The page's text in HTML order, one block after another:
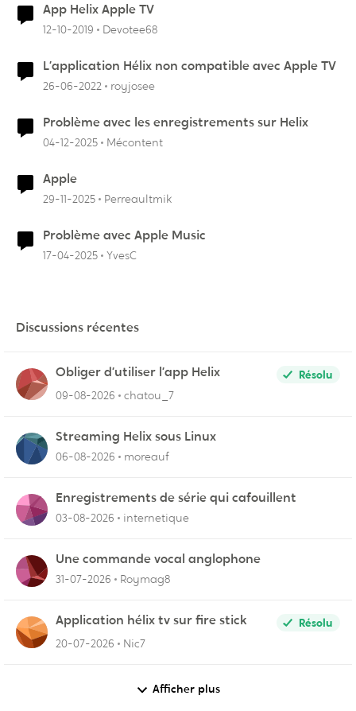
App Helix Apple TV
12-10-2019 Devotee68
L’application Hélix non compatible avec Apple TV
26-06-2022 royjosee
Problème avec les enregistrements sur Helix
04-12-2025 Mécontent
Apple
29-11-2025 Perreaultmik
Problème avec Apple Music
17-04-2025 YvesC
Discussions récentes
Obliger d’utiliser l’app Helix
Résolu
09-08-2026
chatou_7
Streaming Helix sous Linux
06-08-2026 moreauf
Enregistrements de série qui cafouillent
03-08-2026 internetique
Une commande vocal anglophone
31-07-2026 Roymag8
Application hélix tv sur fire stick
Résolu
20-07-2026
Nic7
Afficher plus